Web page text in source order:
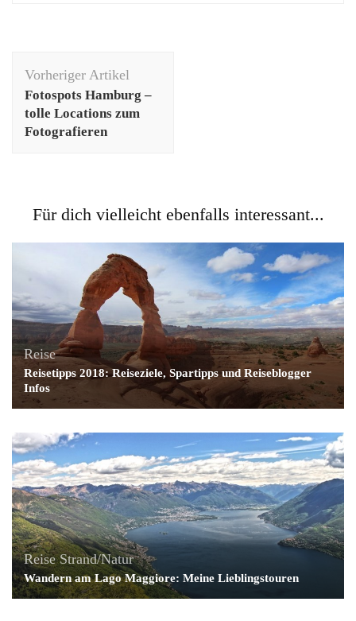
Vorheriger Artikel
Fotospots Hamburg –
tolle Locations zum
Fotografieren
Für dich vielleicht ebenfalls interessant...
Reise
Reisetipps 2018: Reiseziele, Spartipps und Reiseblogger
Infos
Reise Strand/Natur
Wandern am Lago Maggiore: Meine Lieblingstouren